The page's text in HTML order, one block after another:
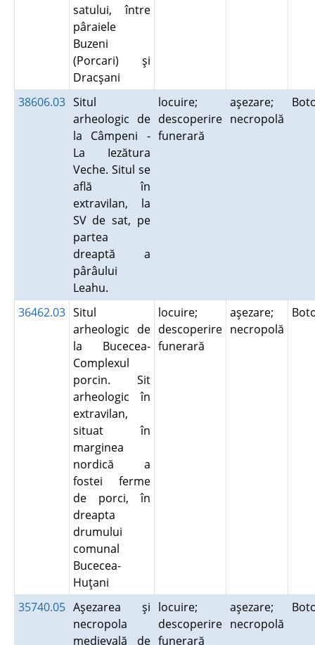
satului, între
pâraiele
Buzeni
(Porcari) şi
Dracşani
38606.03 Situl
arheologic de
la Câmpeni -
La Iezătura
Veche. Situl se
află în
extravilan, la
SV de sat, pe
partea
dreaptă a
pârâului
Leahu.
locuire;
descoperire
funerară
aşezare;
necropolă
36462.03 Situl
arheologic de
la Bucecea-
Complexul
porcin. Sit
arheologic în
extravilan,
situat în
marginea
nordică a
fostei ferme
de porci, în
dreapta
drumului
comunal
Bucecea-
Huţani
locuire;
descoperire
funerară
aşezare;
necropolă
35740.05 Aşezarea şi
necropola
medievală de
locuire;
descoperire
funerară
aşezare;
necropolă